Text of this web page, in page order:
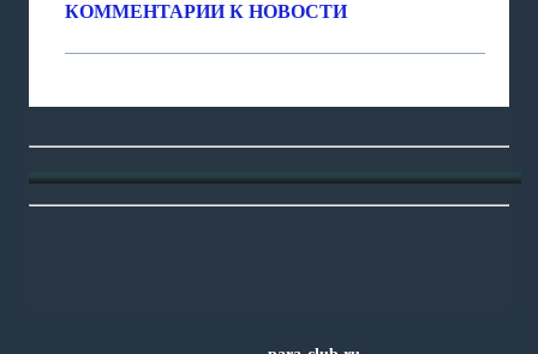
КОММЕНТАРИИ К НОВОСТИ